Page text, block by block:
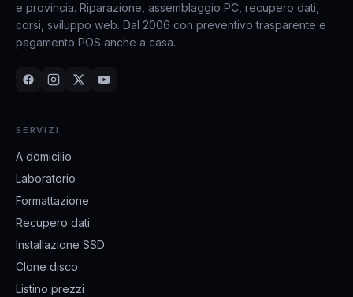
e provincia. Riparazione, assemblaggio PC, recupero dati,
corsi, sviluppo web. Dal 2006 con preventivo trasparente e
pagamento POS anche a casa.
SERVIZI
A domicilio
Laboratorio
Formattazione
Recupero dati
Installazione SSD
Clone disco
Listino prezzi